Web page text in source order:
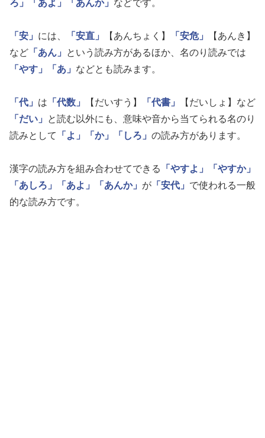
ろ」 「あよ」 「あんか」 などです。
「安」 には、 「安直」 【あんちょく】 「安危」
【あんき】
など 「あん」
という読み方があるほか、名のり読みでは
「やす」
「あ」 などとも読みます。
「代」 は 「代数」 【だいすう】 「代書」
【だいしょ】など
「だい」
と読む以外にも、意味や音から当てられる名のり
読みとして
「よ」 「か」 「しろ」 の読み方があります。
漢字の読み方を組み合わせてできる 「やすよ」
「やすか」
「あしろ」
「あよ」 「あんか」 が 「安代」 で使われる一般
的な読み方です。